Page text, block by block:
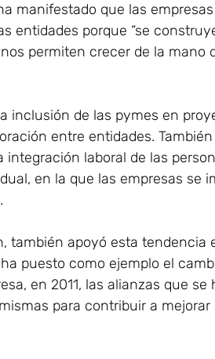
manifestado que las
entidades porque “se
permiten crecer de la mano
inclusión de las pymes en
entre entidades.
laboral de las
en la que las empresas se
también apoyó esta tendencia
puesto como ejemplo el
en 2011, las alianzas que se
para contribuir a mejorar